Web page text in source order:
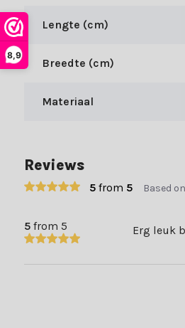
8,9
Voor 15:00 uur besteld? Is
Vanaf 49,- profiteer je van
70.000+ klanten gingen je voor
Lengte (cm)
Breedte (cm)
Materiaal
Reviews
5from 5 Based
5from 5 Erg leuk